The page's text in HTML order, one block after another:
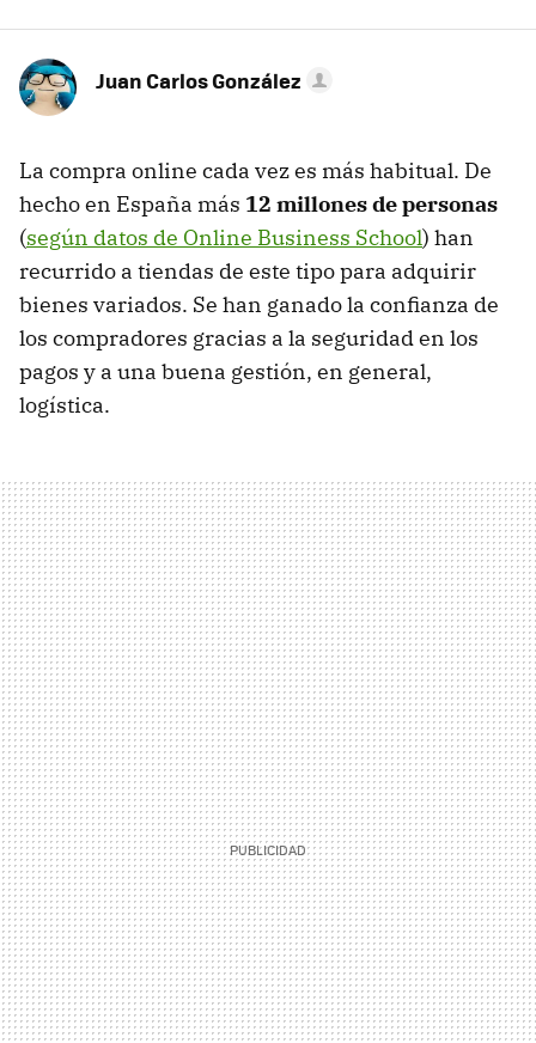
Juan Carlos González
La compra online cada vez es más habitual. De
hecho en España más 12 millones de personas
(según datos de Online Business School) han
recurrido a tiendas de este tipo para adquirir
bienes variados. Se han ganado la confianza de
los compradores gracias a la seguridad en los
pagos y a una buena gestión, en general,
logística.